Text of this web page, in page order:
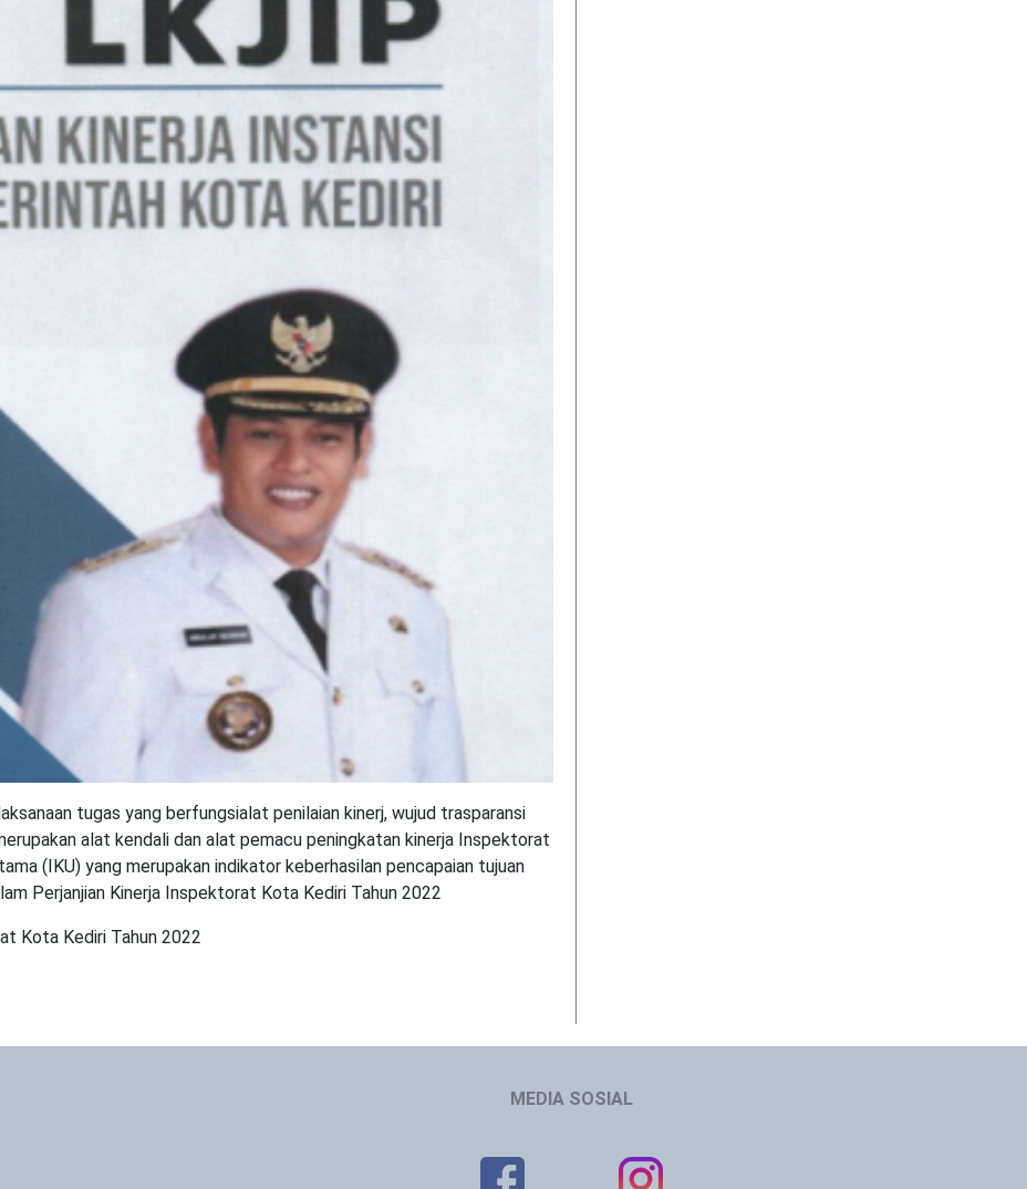
tugas yang berfungsialat penilaian kinerj, wujud trasparansi
alat kendali dan alat pemacu peningkatan kinerja Inspektorat
(IKU) yang merupakan indikator keberhasilan pencapaian tujuan
Perjanjian Kinerja Inspektorat Kota Kediri Tahun 2022
Kota Kediri Tahun 2022
MEDIA SOSIAL